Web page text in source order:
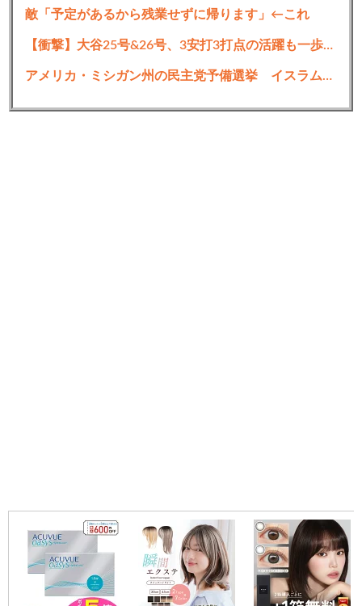
続きを読む
敵「予定があるから残業せずに帰ります」←これ
【衝撃】大谷25号&26号、3安打3打点の活躍も一歩及ばず…それでも希望を見出すLADファン反応集 MLB2026シーズン 8.
アメリカ・ミシガン州の民主党予備選挙 イスラム教徒の“急進左派”候補が勝利確実に⋯トランプ氏は批判